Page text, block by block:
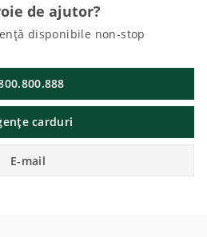
de ajutor?
disponibile non-stop
carduri
E-mail